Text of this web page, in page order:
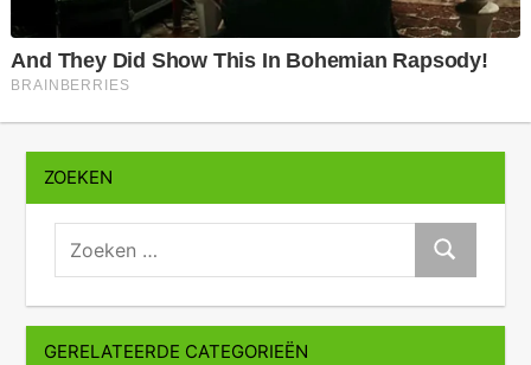
ZOEKEN
zoeken:
Zoeken
GERELATEERDE CATEGORIEËN